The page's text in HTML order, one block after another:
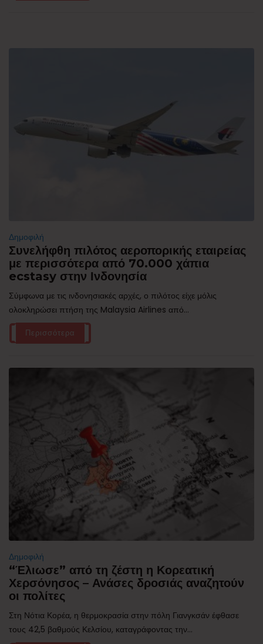
Δημοφιλή
Συνελήφθη πιλότος αεροπορικής εταιρείας
με περισσότερα από 70.000 χάπια
ecstasy στην Ινδονησία
Σύμφωνα με τις ινδονησιακές αρχές, ο πιλότος είχε μόλις
ολοκληρώσει πτήση της Malaysia Airlines από...
Περισσότερα
Δημοφιλή
“Έλιωσε” από τη ζέστη η Κορεατική
Χερσόνησος – Ανάσες δροσιάς αναζητούν
οι πολίτες
Στη Νότια Κορέα, η θερμοκρασία στην πόλη Γιανγκσάν έφθασε
τους 42,5 βαθμούς Κελσίου, καταγράφοντας την...